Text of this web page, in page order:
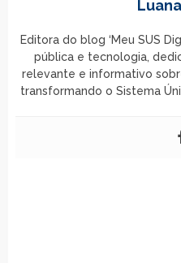
Editora do blog ‘Meu SUS
pública e tecnologia,
relevante e informativo
transformando o Sistema